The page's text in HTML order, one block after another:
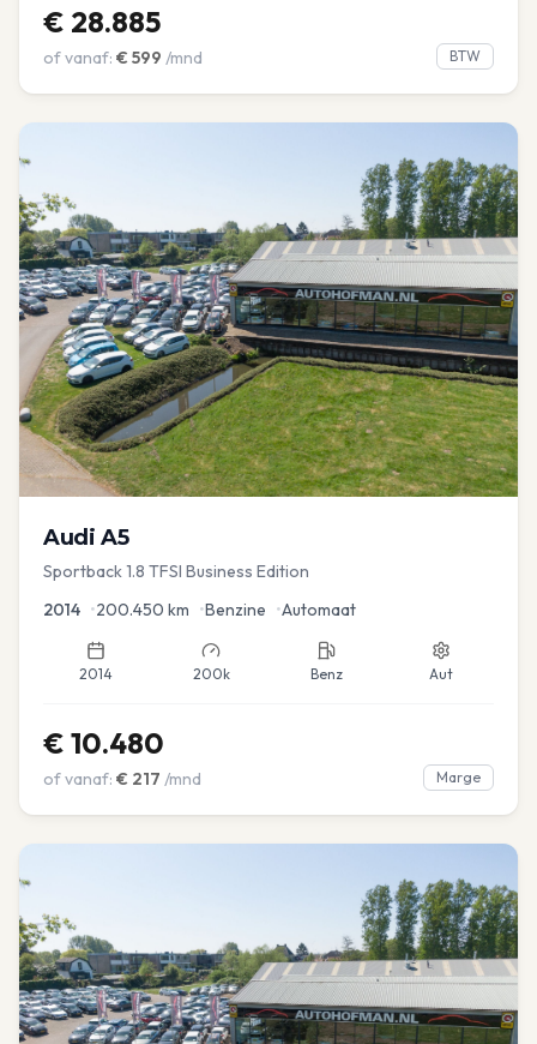
€ 28.885
of vanaf: € 599 /mnd BTW
Audi A5
Sportback 1.8 TFSI Business Edition
2014 •200.450 km •Benzine •Automaat
2014 200k Benz Aut
€ 10.480
of vanaf: € 217 /mnd Marge